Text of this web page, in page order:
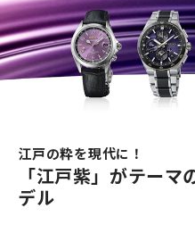
江戸の粋を現代に！
「江戸紫」がテー
デル